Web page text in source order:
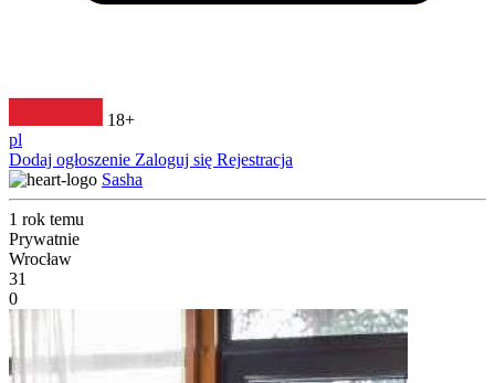
18+
pl
Dodaj ogłoszenie Zaloguj się Rejestracja
Sasha
1 rok temu
Prywatnie
Wrocław
31
0